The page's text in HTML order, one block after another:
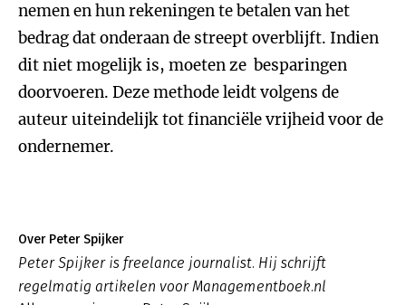
nemen en hun rekeningen te betalen van het
bedrag dat onderaan de streept overblijft. Indien
dit niet mogelijk is, moeten ze besparingen
doorvoeren. Deze methode leidt volgens de
auteur uiteindelijk tot financiële vrijheid voor de
ondernemer.
Over Peter Spijker
Peter Spijker is freelance journalist. Hij schrijft
regelmatig artikelen voor Managementboek.nl